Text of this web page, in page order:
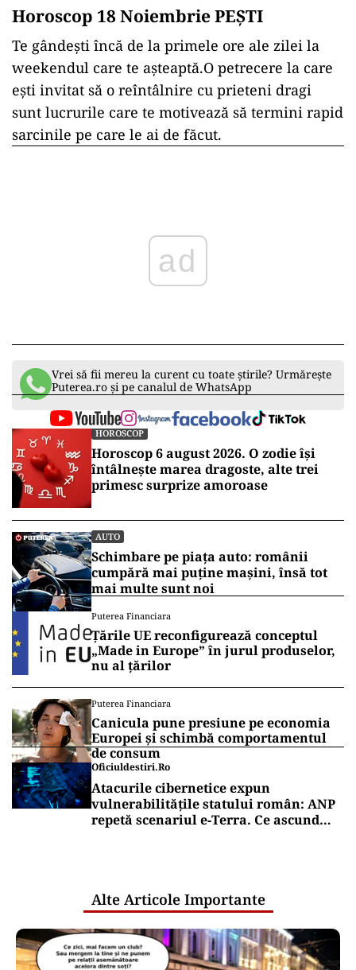
Horoscop 18 Noiembrie PEȘTI
Te gândești încă de la primele ore ale zilei la
weekendul care te așteaptă.O petrecere la care
ești invitat să o reîntâlnire cu prieteni dragi
sunt lucrurile care te motivează să termini rapid
sarcinile pe care le ai de făcut.
ad
Vrei să fii mereu la curent cu toate știrile? Urmărește
Puterea.ro și pe canalul de WhatsApp
HOROSCOP
Horoscop 6 august 2026. O zodie își
întâlnește marea dragoste, alte trei
primesc surprize amoroase
AUTO
Schimbare pe piața auto: românii
cumpără mai puține mașini, însă tot
mai multe sunt noi
Puterea Financiara
Țările UE reconfigurează conceptul
„Made in Europe” în jurul produselor,
nu al țărilor
Puterea Financiara
Canicula pune presiune pe economia
Europei și schimbă comportamentul
de consum
Oficiuldestiri.ro
Atacurile cibernetice expun
vulnerabilitățile statului român: ANP
repetă scenariul e‑Terra. Ce ascund
Alte Articole Importante